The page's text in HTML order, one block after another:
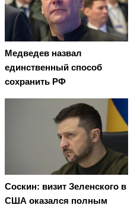
Медведев назвал
единственный способ
сохранить РФ
Соскин: визит Зеленского в
США оказался полным